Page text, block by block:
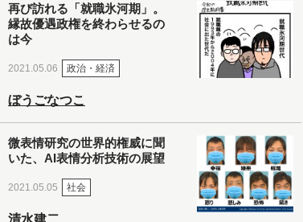
再び訪れる「就職氷河期」。
縁故優遇政権を終わらせるの
は今
2021.05.06 政治・経済
ぼうごなつこ
微表情研究の世界的権威に聞
いた、AI表情分析技術の展望
2021.05.05 社会
清水建二